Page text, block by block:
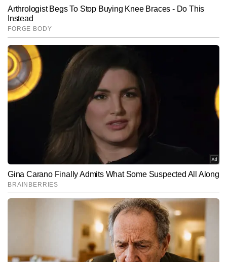
Hindi NewsLifestyle
AUTHOR
सुनीत सिंह टाइम्स नाउ नवभारत डिजिटल में डिप्टी न्यूज एडिटर के रूप में कार्यरत हैं
और लाइफस्टाइल सेक्शन में स्पेशल स्टोरीज प्रोजेक्ट का नेतृत्व कर रहे हैं। टीवी
और डिजिटल पत्रकारिता में 13 वर्षों के अनुभव के साथ, सुनीत उन बहुमुखी
पत्रकारों में शामिल हैं जिन्होंने न्यूजरूम और फील्ड—दोनों मोर्चों पर खुद को साबित
किया है। माइक, कैमरा और एडिटिंग डेस्क तीनों से उनकी सहज जुगलबंदी ने उन्हें
एक संतुलित और विश्वसनीय मीडिया प्रोफेशनल के रूप में स्थापित किया है।
पिछले 10 वर्षों से सुनीत लाइफस्टाइल, लिटरेचर, सिनेमा और संस्कृति से जुड़ी गहन
व विश्लेषणात्मक स्टोरीज लिखते रहे हैं और अबतक 12,000 से अधिक आर्टिकल
पब्लिश कर चुके हैं। उनकी लेखन शैली गहराई, मौलिक दृष्टिकोण और रिसर्च-
आधारित प्रस्तुति से पहचानी जाती है। वे विषयों की बारीकियों को पकड़कर उन्हें
सरल, प्रभावी और पाठकों से जुड़ने वाली भाषा में ढालने में दक्ष हैं।
और पढ़ें
Subscribe to our daily Newsletter!
SUBMIT